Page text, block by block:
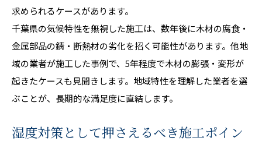
求められるケースがあります。
千葉県の気候特性を無視した施工は、数年後に木材の腐食・
金属部品の錆・断熱材の劣化を招く可能性があります。他地
域の業者が施工した事例で、5年程度で木材の膨張・変形が
起きたケースも見聞きします。地域特性を理解した業者を選
ぶことが、長期的な満足度に直結します。
湿度対策として押さえるべき施工ポイン